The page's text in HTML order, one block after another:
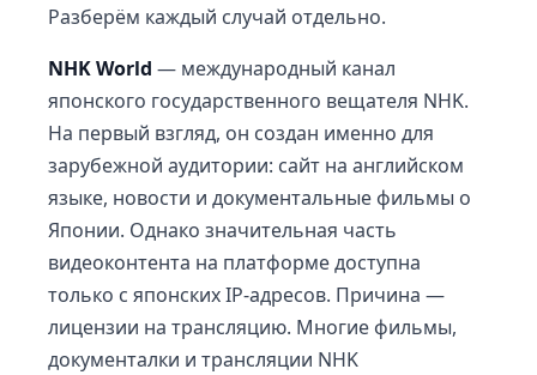
Разберём каждый случай отдельно.
NHK World — международный канал
японского государственного вещателя NHK.
На первый взгляд, он создан именно для
зарубежной аудитории: сайт на английском
языке, новости и документальные фильмы о
Японии. Однако значительная часть
видеоконтента на платформе доступна
только с японских IP-адресов. Причина —
лицензии на трансляцию. Многие фильмы,
документалки и трансляции NHK